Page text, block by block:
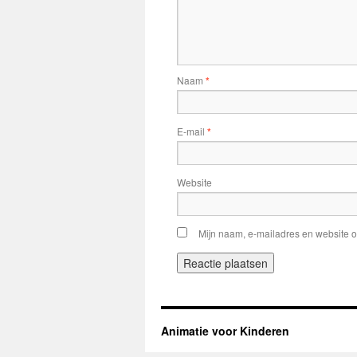
Naam *
E-mail *
Website
Mijn naam, e-mailadres en website
Animatie voor Kinderen